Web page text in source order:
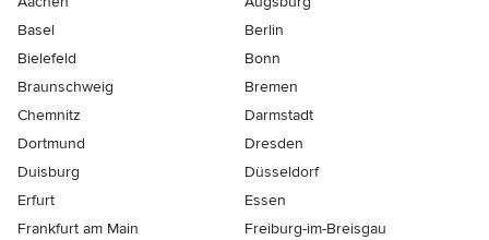
Basel
Berlin
Bielefeld
Bonn
Braunschweig
Bremen
Chemnitz
Darmstadt
Dortmund
Dresden
Duisburg
Düsseldorf
Erfurt
Essen
Frankfurt am Main
Freiburg-im-Breisgau